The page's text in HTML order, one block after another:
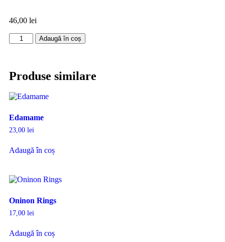
46,00 lei
Adaugă în coș
Produse similare
Edamame
23,00 lei
Adaugă în coș
Oninon Rings
17,00 lei
Adaugă în coș